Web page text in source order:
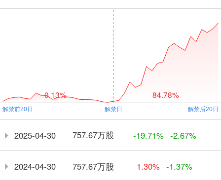
0.13% 84.78%
2025-04-30 757.67万股 -19.71% -2.67%
2024-04-30 757.67万股 1.30% -1.37%